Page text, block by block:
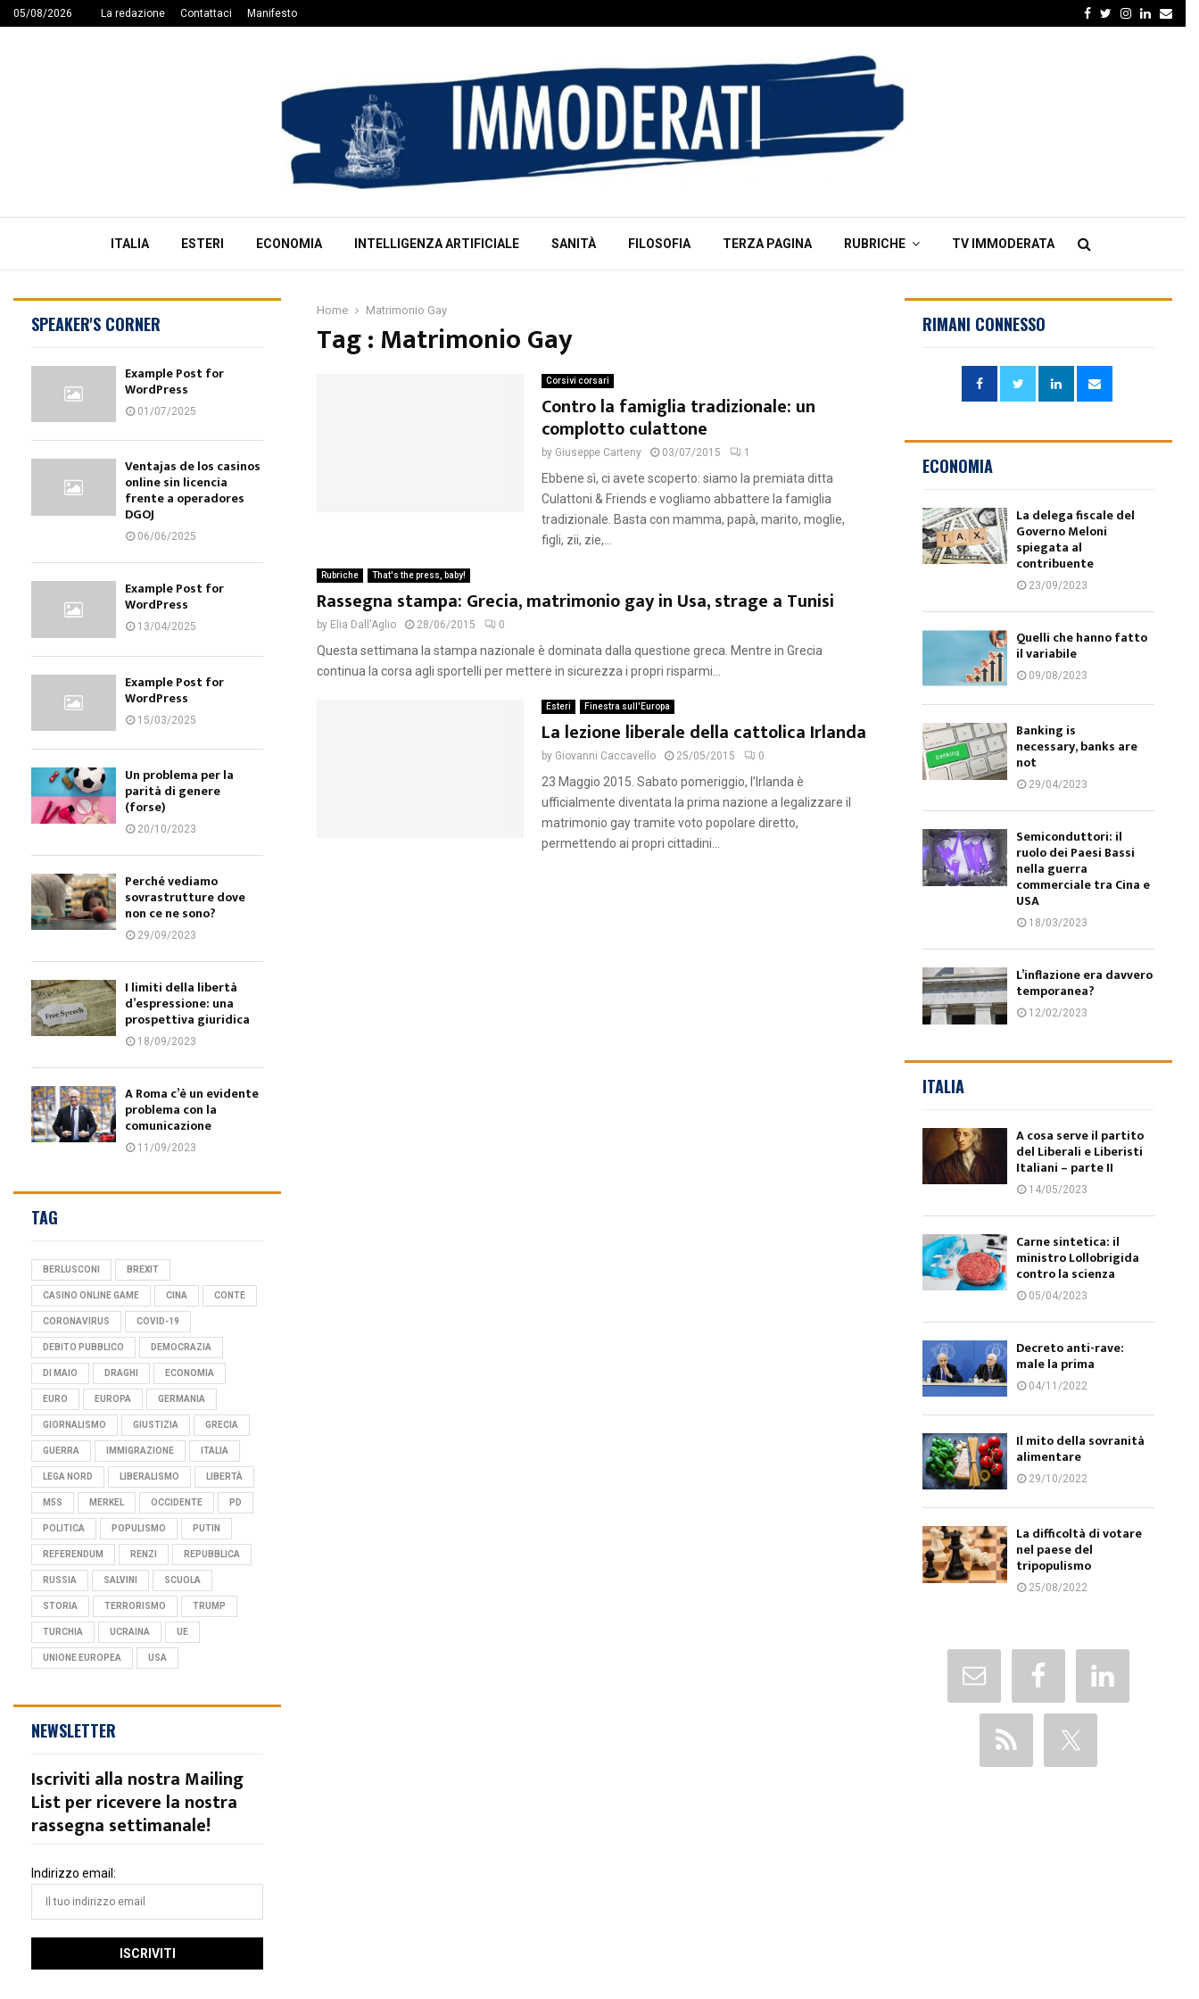
05/08/2026 La redazione Contattaci Manifesto Facebook
Twitter
Instagram
Linkedin
ITALIA ESTERI ECONOMIA INTELLIGENZA ARTIFICIALE SANITÀ FILOSOFIA TERZA PAGINA RUBRICHE TV IMMODERATA
Home Matrimonio Gay
Tag : Matrimonio Gay
Corsivi corsari
Contro la famiglia tradizionale: un
complotto culattone
by Giuseppe Carteny 03/07/2015 1
Ebbene sì, ci avete scoperto: siamo la premiata ditta
Culattoni & Friends e vogliamo abbattere la famiglia
tradizionale. Basta con mamma, papà, marito, moglie,
figli, zii, zie,...
Rubriche That's the press, baby!
Rassegna stampa: Grecia, matrimonio gay in Usa, strage a Tunisi
by Elia Dall'Aglio 28/06/2015 0
Questa settimana la stampa nazionale è dominata dalla questione greca. Mentre in Grecia
continua la corsa agli sportelli per mettere in sicurezza i propri risparmi...
Esteri Finestra sull'Europa
La lezione liberale della cattolica Irlanda
by Giovanni Caccavello 25/05/2015 0
23 Maggio 2015. Sabato pomeriggio, l’Irlanda è
ufficialmente diventata la prima nazione a legalizzare il
matrimonio gay tramite voto popolare diretto,
permettendo ai propri cittadini...
SPEAKER'S CORNER
Example Post for
WordPress
01/07/2025
Ventajas de los casinos
online sin licencia
frente a operadores
DGOJ
06/06/2025
Example Post for
WordPress
13/04/2025
Example Post for
WordPress
15/03/2025
Un problema per la
parità di genere
(forse)
20/10/2023
Perché vediamo
sovrastrutture dove
non ce ne sono?
29/09/2023
I limiti della libertà
d’espressione: una
prospettiva giuridica
18/09/2023
A Roma c’è un evidente
problema con la
comunicazione
11/09/2023
TAG
BERLUSCONI BREXIT
CASINO ONLINE GAME CINA CONTE
CORONAVIRUS COVID-19
DEBITO PUBBLICO DEMOCRAZIA
DI MAIO DRAGHI ECONOMIA
EURO EUROPA GERMANIA
GIORNALISMO GIUSTIZIA GRECIA
GUERRA IMMIGRAZIONE ITALIA
LEGA NORD LIBERALISMO LIBERTÀ
M5S MERKEL OCCIDENTE PD
POLITICA POPULISMO PUTIN
REFERENDUM RENZI REPUBBLICA
RUSSIA SALVINI SCUOLA
STORIA TERRORISMO TRUMP
TURCHIA UCRAINA UE
UNIONE EUROPEA USA
NEWSLETTER
Iscriviti alla nostra Mailing
List per ricevere la nostra
rassegna settimanale!
Indirizzo email:
RIMANI CONNESSO
ECONOMIA
La delega fiscale del
Governo Meloni
spiegata al
contribuente
23/09/2023
Quelli che hanno fatto
il variabile
09/08/2023
Banking is
necessary, banks are
not
29/04/2023
Semiconduttori: il
ruolo dei Paesi Bassi
nella guerra
commerciale tra Cina e
USA
18/03/2023
L’inflazione era davvero
temporanea?
12/02/2023
ITALIA
A cosa serve il partito
del Liberali e Liberisti
Italiani – parte II
14/05/2023
Carne sintetica: il
ministro Lollobrigida
contro la scienza
05/04/2023
Decreto anti-rave:
male la prima
04/11/2022
Il mito della sovranità
alimentare
29/10/2022
La difficoltà di votare
nel paese del
tripopulismo
25/08/2022